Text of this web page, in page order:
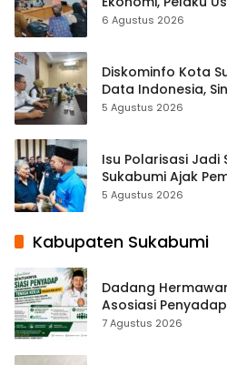
Terbuka Beri Data
6 Agustus 2026
Diskominfo Kota
Data Indonesia,
Kewilayahan
5 Agustus 2026
Isu Polarisasi Jadi
Sukabumi Ajak
Kebangsaan
5 Agustus 2026
Kabupaten Sukabumi
Dadang
Asosiasi
Dapat Perlindungan
7 Agustus 2026